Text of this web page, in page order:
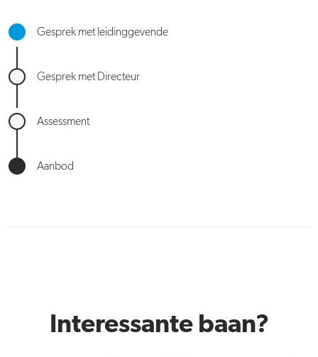
Gesprek met leidinggevende
Gesprek met Directeur
Assessment
Aanbod
Interessante baan?